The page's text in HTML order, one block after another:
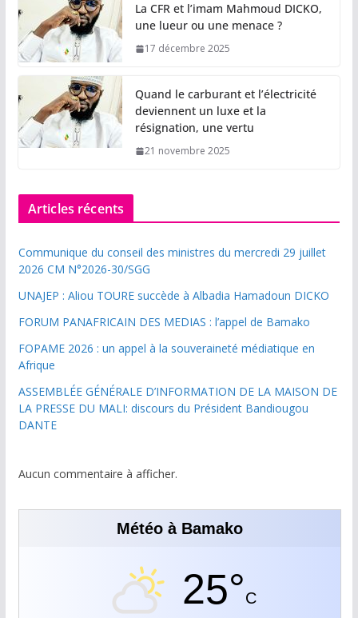
La CFR et l’imam Mahmoud DICKO,
une lueur ou une menace ?
17 décembre 2025
Quand le carburant et l’électricité
deviennent un luxe et la
résignation, une vertu
21 novembre 2025
Articles récents
Communique du conseil des ministres du mercredi 29 juillet
2026 CM N°2026-30/SGG
UNAJEP : Aliou TOURE succède à Albadia Hamadoun DICKO
FORUM PANAFRICAIN DES MEDIAS : l’appel de Bamako
FOPAME 2026 : un appel à la souveraineté médiatique en
Afrique
ASSEMBLÉE GÉNÉRALE D’INFORMATION DE LA MAISON DE
LA PRESSE DU MALI: discours du Président Bandiougou
DANTE
Aucun commentaire à afficher.
Météo à Bamako
25°C